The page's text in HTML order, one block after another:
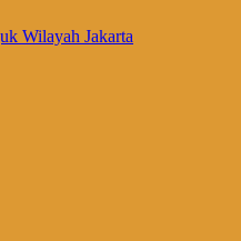
Wilayah Jakarta